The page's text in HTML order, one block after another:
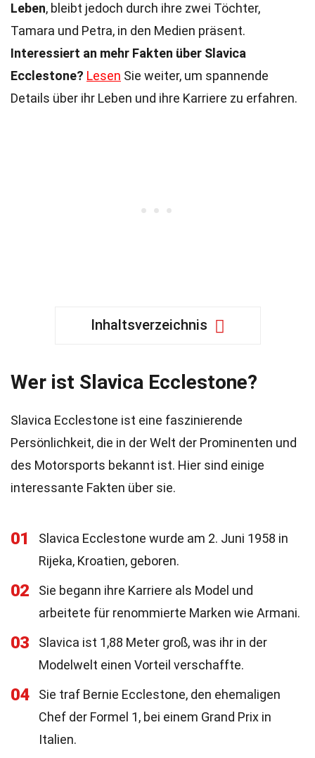
Leben, bleibt jedoch durch ihre zwei Töchter,
Tamara und Petra, in den Medien präsent.
Interessiert an mehr Fakten über Slavica
Ecclestone? Lesen Sie weiter, um spannende
Details über ihr Leben und ihre Karriere zu erfahren.
Inhaltsverzeichnis
Wer ist Slavica Ecclestone?
Slavica Ecclestone ist eine faszinierende
Persönlichkeit, die in der Welt der Prominenten und
des Motorsports bekannt ist. Hier sind einige
interessante Fakten über sie.
01
Slavica Ecclestone wurde am 2. Juni 1958 in
Rijeka, Kroatien, geboren.
02
Sie begann ihre Karriere als Model und
arbeitete für renommierte Marken wie Armani.
03
Slavica ist 1,88 Meter groß, was ihr in der
Modelwelt einen Vorteil verschaffte.
04
Sie traf Bernie Ecclestone, den ehemaligen
Chef der Formel 1, bei einem Grand Prix in
Italien.